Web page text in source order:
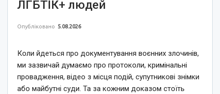
ЛГБТІК+ людей
Опубліковано 5.08.2026
Коли йдеться про документування воєнних злочинів,
ми зазвичай думаємо про протоколи, кримінальні
провадження, відео з місця подій, супутникові знімки
або майбутні суди. Та за кожним доказом стоїть